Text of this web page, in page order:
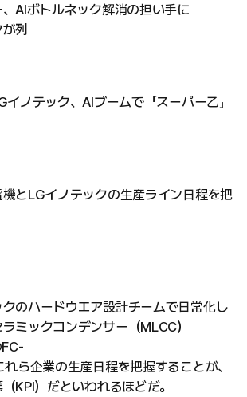
AIボトルネック解消の担い手に
列
ノテック、AIブームで「スーパー乙」
機とLGイノテックの生産ライン日程を把
のハードウエア設計チームで日常化し
ミックコンデンサー（MLCC）
ら企業の生産日程を把握することが、
KPI）だといわれるほどだ。